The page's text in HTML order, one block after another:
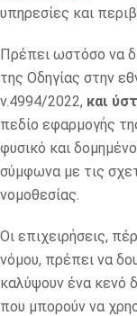
υπηρεσίες και
Πρέπει ωστόσο να
της Οδηγίας στην
ν.4994/2022, και
πεδίο εφαρμογής
φυσικό και
σύμφωνα με τις
νομοθεσίας.
Οι επιχειρήσεις,
νόμου, πρέπει να
καλύψουν ένα κενό
που μπορούν να